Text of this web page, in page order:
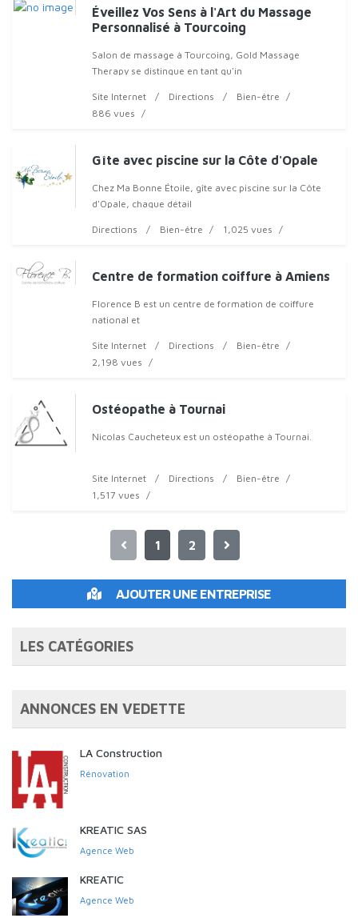
Éveillez Vos Sens à l'Art du Massage
Personnalisé à Tourcoing
Salon de massage à Tourcoing, Gold Massage
Therapy se distingue en tant qu'in
Site Internet Directions
Bien-être
886 vues
Gîte avec piscine sur la Côte d'Opale
Chez Ma Bonne Étoile, gîte avec piscine sur la Côte
d'Opale, chaque détail
Directions Bien-être 1,025 vues
Centre de formation coiffure à Amiens
Florence B est un centre de formation de coiffure
national et
Site Internet Directions
Bien-être
2,198 vues
Ostéopathe à Tournai
Nicolas Caucheteux est un ostéopathe à Tournai.
Site Internet Directions
Bien-être
1,517 vues
1 2
AJOUTER UNE ENTREPRISE
LES CATÉGORIES
ANNONCES EN VEDETTE
LA Construction
Rénovation
KREATIC SAS
Agence Web
KREATIC
Agence Web